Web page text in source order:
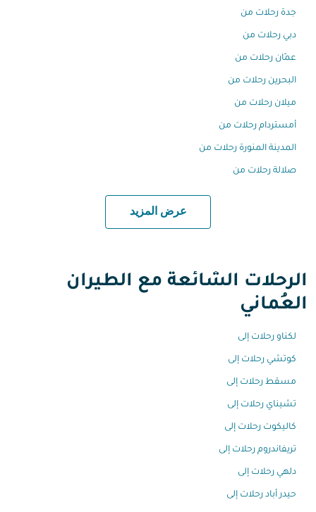
جدة رحلات من
دبي رحلات من
عمّان رحلات من
البحرين رحلات من
ميلان رحلات من
أمستردام رحلات من
المدينة المنورة رحلات من
صلالة رحلات من
عرض المزيد
الرحلات الشائعة مع الطيران
العُماني
لكناو رحلات إلى
كوتشي رحلات إلى
مسقط رحلات إلى
تشيناي رحلات إلى
كاليكوت رحلات إلى
تريفاندروم رحلات إلى
دلهي رحلات إلى
حيدر أباد رحلات إلى